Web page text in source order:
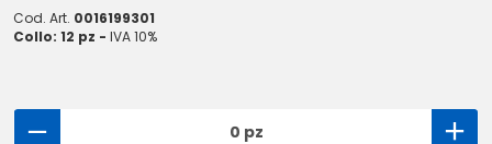
Cod. Art. 0016199301
Collo: 12 pz - IVA 10%
0 pz